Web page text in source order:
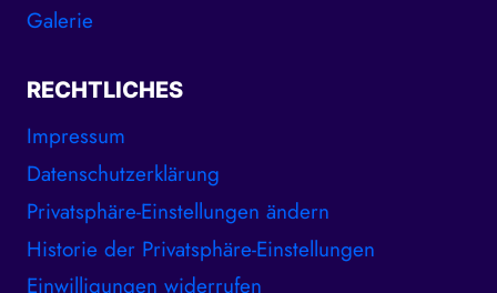
Galerie
RECHTLICHES
Impressum
Datenschutzerklärung
Privatsphäre-Einstellungen ändern
Historie der Privatsphäre-Einstellungen
Einwilligungen widerrufen